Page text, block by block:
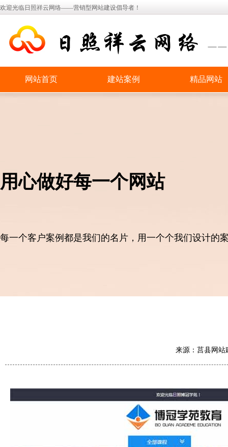
欢迎光临日照祥云网络——营销型网站建设倡导者！
网站首页 建站案例 精品网站
用心做好每一个网站
每一个客户案例都是我们的名片，用一个个我们设计的
来源：莒县网